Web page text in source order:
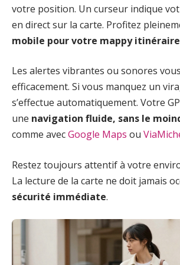
votre position. Un curseur indique
en direct sur la carte. Profitez
mobile pour votre mappy
Les alertes vibrantes ou sonores
efficacement. Si vous manquez un
s’effectue automatiquement. Votre
une navigation fluide, sans le
comme avecGoogle Maps ou
Restez toujours attentif à votre
La lecture de la carte ne doit jamais
sécurité immédiate.